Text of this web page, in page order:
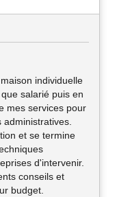
individuelle
salarié puis en
mes services pour
et se termine
d'intervenir.
conseils et
budget.